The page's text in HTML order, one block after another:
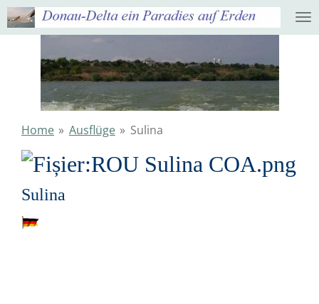
Ga
direct
hoofdinhoud
Home » Ausflüge » Sulina
Sulina